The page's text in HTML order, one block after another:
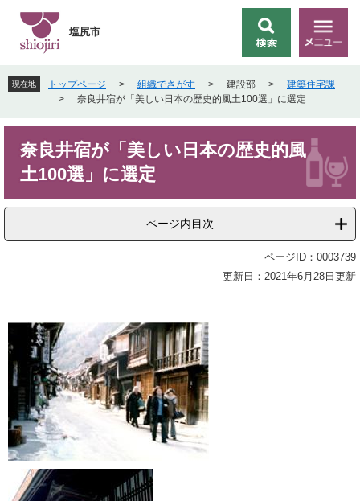
先
頭
す
を
飛
し
索
メ
ニ
ー
塩尻市
現在地 トップページ > 組織でさがす > 建設部 >
建築住宅課
>
奈良井宿が「美しい日本の歴史的風土100選」に選定
奈良井宿が「美しい日本の歴史的風
土100選」に選定
ページ内目次
ページID：0003739
更新日：2021年6月28日更新